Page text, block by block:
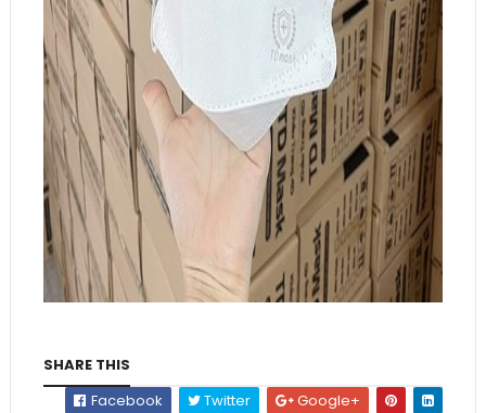
SHARE THIS
Facebook
Twitter Google+